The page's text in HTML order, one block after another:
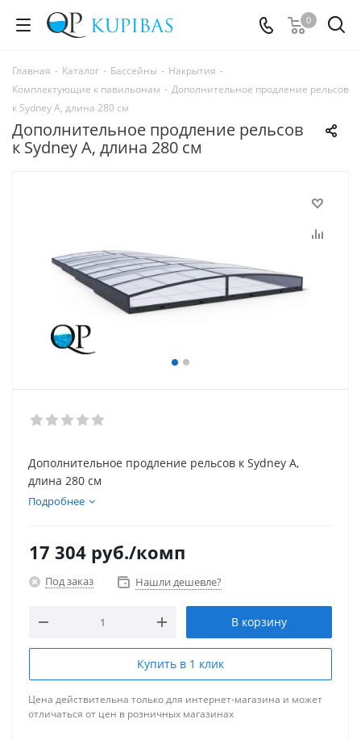
0
Главная - Каталог - Бассейны - Накрытия -
Комплектующие к павильонам - Дополнительное продление рельсов
к Sydney A, длина 280 см
Дополнительное продление рельсов
к Sydney A, длина 280 см
Дополнительное продление рельсов к Sydney A,
длина 280 см
Подробнее
17 304 руб./комп
Под заказ Нашли дешевле?
В корзину
Купить в 1 клик
Цена действительна только для интернет-магазина и может
отличаться от цен в розничных магазинах